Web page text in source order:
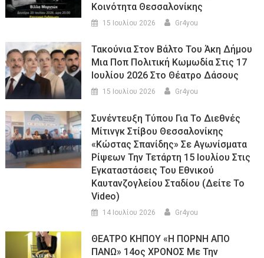
Κοινότητα Θεσσαλονίκης
15 Ιουλίου 2026 Gr4you
Τακούνια Στον Βάλτο Του Άκη Δήμου
Μια Ποπ Πολιτική Κωμωδία Στις 17
Ιουλίου 2026 Στο Θέατρο Δάσους
15 Ιουλίου 2026 Gr4you
Συνέντευξη Τύπου Για Το Διεθνές
Μίτινγκ Στίβου Θεσσαλονίκης
«Κώστας Σπανίδης» Σε Αγωνίσματα
Ρίψεων Την Τετάρτη 15 Ιουλίου Στις
Εγκαταστάσεις Του Εθνικού
Καυτανζογλείου Σταδίου (Δείτε Το
Video)
14 Ιουλίου 2026 Gr4you
ΘΕΑΤΡΟ ΚΗΠΟΥ «Η ΠΟΡΝΗ ΑΠΟ
ΠΑΝΩ» 14ος ΧΡΟΝΟΣ Με Την